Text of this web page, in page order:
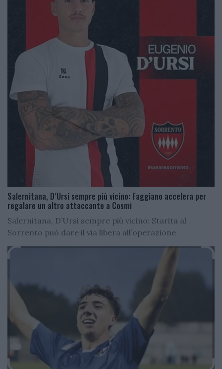
Salernitana, D’Ursi sempre più vicino: Faggiano accelera per
regalare un altro attaccante a Cosmi
Salernitana, D’Ursi sempre più vicino: Starita al
Sorrento può dare il via libera all’operazione